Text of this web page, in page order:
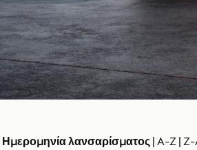
Ημερομηνία λανσαρίσματος | A-Z | Z-